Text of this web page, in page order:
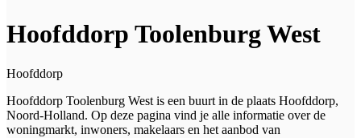
Hoofddorp Toolenburg West
Hoofddorp
Hoofddorp Toolenburg West is een buurt in de plaats Hoofddorp,
Noord-Holland. Op deze pagina vind je alle informatie over de
woningmarkt, inwoners, makelaars en het aanbod van